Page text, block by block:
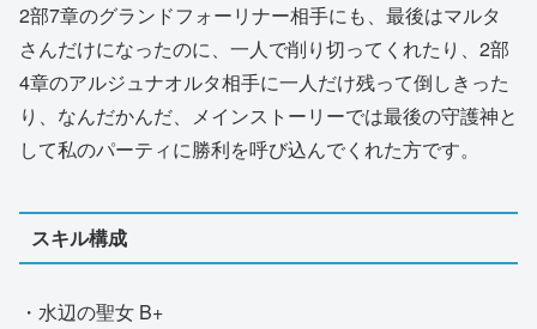
2部7章のグランドフォーリナー相手にも、最後はマルタ
さんだけになったのに、一人で削り切ってくれたり、2部
4章のアルジュナオルタ相手に一人だけ残って倒しきった
り、なんだかんだ、メインストーリーでは最後の守護神と
して私のパーティに勝利を呼び込んでくれた方です。
スキル構成
・水辺の聖女 B+